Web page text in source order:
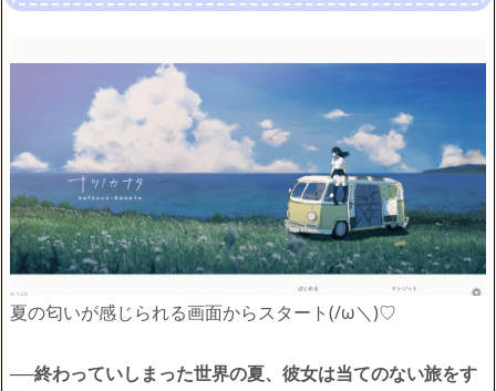
夏の匂いが感じられる画面からスタート(/ω＼)♡
──終わっていしまった世界の夏、彼女は当てのない旅をす